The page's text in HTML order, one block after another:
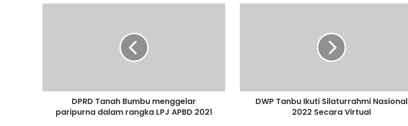
DPRD Tanah Bumbu menggelar
paripurna dalam rangka LPJ APBD 2021
DWP Tanbu Ikuti Silaturrahmi Nasional
2022 Secara Virtual